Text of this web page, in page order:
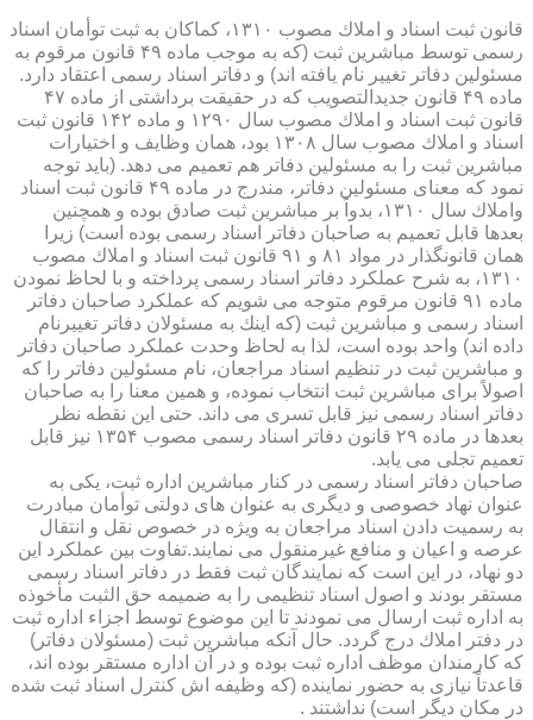
قانون ثبت اسناد و املاك مصوب ۱۳۱۰، كماكان به ثبت توأمان اسناد
رسمی توسط مباشرین ثبت (كه به موجب ماده ۴۹ قانون مرقوم به
مسئولین دفاتر تغییر نام یافته اند) و دفاتر اسناد رسمی اعتقاد دارد.
ماده ۴۹ قانون جدیدالتصویب كه در حقیقت برداشتی از ماده ۴۷
قانون ثبت اسناد و املاك مصوب سال ۱۲۹۰ و ماده ۱۴۲ قانون ثبت
اسناد و املاك مصوب سال ۱۳۰۸ بود، همان وظایف و اختیارات
مباشرین ثبت را به مسئولین دفاتر هم تعمیم می دهد. (باید توجه
نمود كه معنای مسئولین دفاتر، مندرج در ماده ۴۹ قانون ثبت اسناد
واملاك سال ۱۳۱۰، بدواً بر مباشرین ثبت صادق بوده و همچنین
بعدها قابل تعمیم به صاحبان دفاتر اسناد رسمی بوده است) زیرا
همان قانونگذار در مواد ۸۱ و ۹۱ قانون ثبت اسناد و املاك مصوب
۱۳۱۰، به شرح عملكرد دفاتر اسناد رسمی پرداخته و با لحاظ نمودن
ماده ۹۱ قانون مرقوم متوجه می شویم كه عملكرد صاحبان دفاتر
اسناد رسمی و مباشرین ثبت (كه اینك به مسئولان دفاتر تغییرنام
داده اند) واحد بوده است، لذا به لحاظ وحدت عملكرد صاحبان دفاتر
و مباشرین ثبت در تنظیم اسناد مراجعان، نام مسئولین دفاتر را كه
اصولاً برای مباشرین ثبت انتخاب نموده، و همین معنا را به صاحبان
دفاتر اسناد رسمی نیز قابل تسری می داند. حتی این نقطه نظر
بعدها در ماده ۲۹ قانون دفاتر اسناد رسمی مصوب ۱۳۵۴ نیز قابل
تعمیم تجلی می یابد.
صاحبان دفاتر اسناد رسمی در كنار مباشرین اداره ثبت، یكی به
عنوان نهاد خصوصی و دیگری به عنوان های دولتی توأمان مبادرت
به رسمیت دادن اسناد مراجعان به ویژه در خصوص نقل و انتقال
عرصه و اعیان و منافع غیرمنقول می نمایند.تفاوت بین عملكرد این
دو نهاد، در این است كه نمایندگان ثبت فقط در دفاتر اسناد رسمی
مستقر بودند و اصول اسناد تنظیمی را به ضمیمه حق الثبت مأخوذه
به اداره ثبت ارسال می نمودند تا این موضوع توسط اجزاء اداره ثبت
در دفتر املاك درج گردد. حال آنكه مباشرین ثبت (مسئولان دفاتر)
كه كارمندان موظف اداره ثبت بوده و در آن اداره مستقر بوده اند،
قاعدتاً نیازی به حضور نماینده (كه وظیفه اش كنترل اسناد ثبت شده
در مكان دیگر است) نداشتند .